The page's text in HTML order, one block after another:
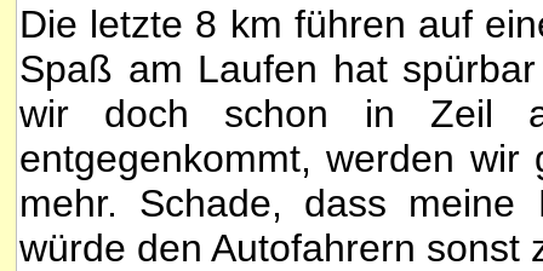
Die letzte 8 km führen auf
Spaß am Laufen hat
wir doch schon in Zeil
entgegenkommt, werden
mehr. Schade, dass
würde den Autofahrern sonst